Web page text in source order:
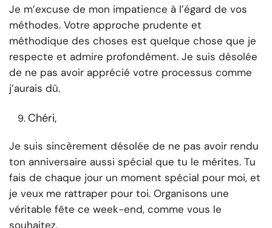
Je m’excuse de mon impatience à l’égard de vos
méthodes. Votre approche prudente et
méthodique des choses est quelque chose que je
respecte et admire profondément. Je suis désolée
de ne pas avoir apprécié votre processus comme
j’aurais dû.
Chéri,
Je suis sincèrement désolée de ne pas avoir rendu
ton anniversaire aussi spécial que tu le mérites. Tu
fais de chaque jour un moment spécial pour moi, et
je veux me rattraper pour toi. Organisons une
véritable fête ce week-end, comme vous le
souhaitez.